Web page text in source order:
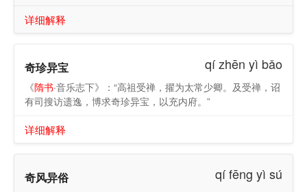
详细解释
奇珍异宝 qí zhēn yì bǎo
《隋书·音乐志下》：“高祖受禅，擢为太常少卿。及受禅，诏
有司搜访遗逸，博求奇珍异宝，以充内府。”
详细解释
奇风异俗 qí fēng yì sú